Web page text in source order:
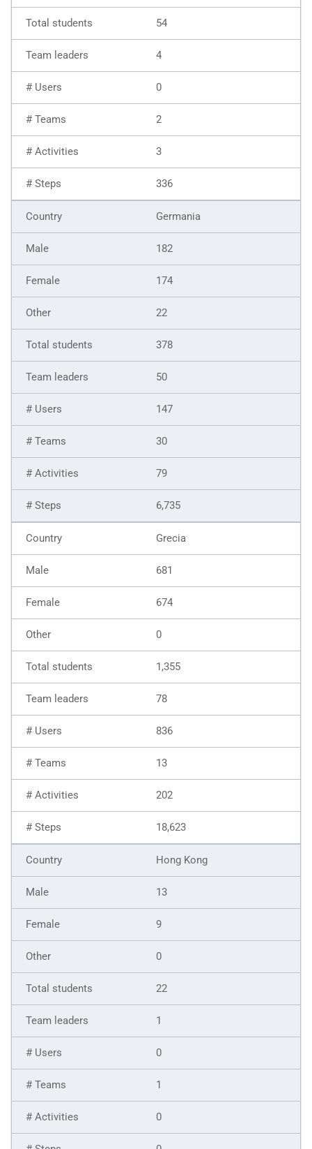
54
4
0
2
3
336
Germania
182
174
22
378
50
147
30
79
6,735
Grecia
681
674
0
1,355
78
836
13
202
18,623
Hong Kong
13
9
0
22
1
0
1
0